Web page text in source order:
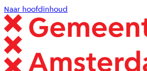
Naar hoofdinhoud